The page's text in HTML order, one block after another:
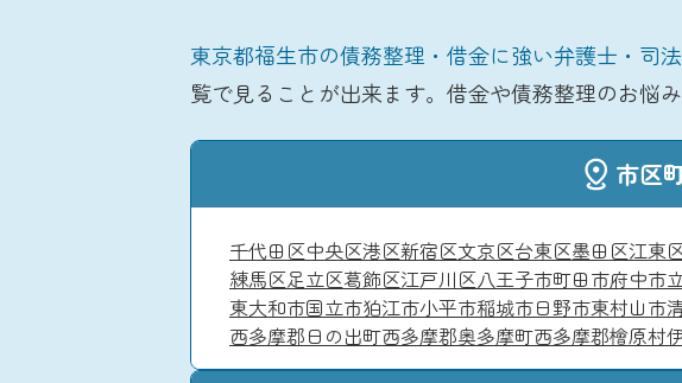
東京都福生市の債務整理・借金に強い弁護士・司
覧で見ることが出来ます。借金や債務整理のお悩
市区
千代田区中央区港区新宿区文京区台東区墨田区江東
練馬区足立区葛飾区江戸川区八王子市町田市府中市
東大和市国立市狛江市小平市稲城市日野市東村山市
西多摩郡日の出町西多摩郡奥多摩町西多摩郡檜原村